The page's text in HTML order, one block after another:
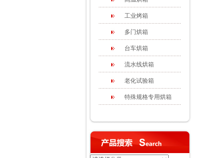
工业烤箱
多门烘箱
台车烘箱
流水线烘箱
老化试验箱
特殊规格专用烘箱